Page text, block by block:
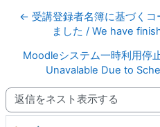
← 受講登録者名簿に基づくコ
ました / We have
Moodleシステム一時利用停
Unavalable Due to
表示モード